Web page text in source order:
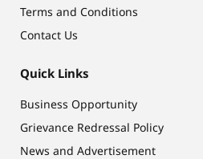
Terms and Conditions
Contact Us
Quick Links
Business Opportunity
Grievance Redressal Policy
News and Advertisement